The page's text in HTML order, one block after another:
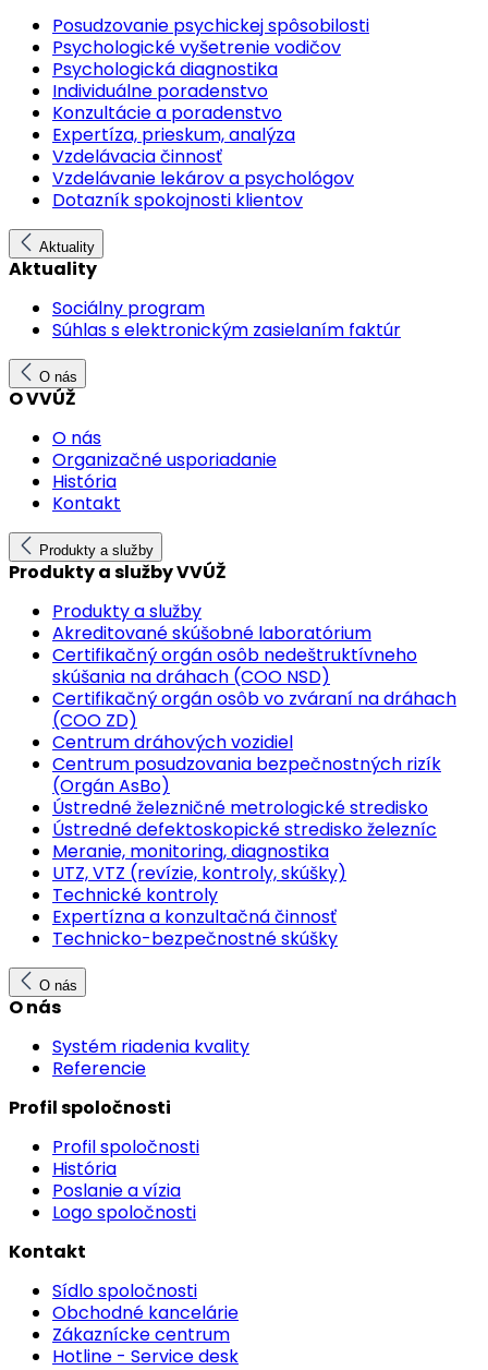
Posudzovanie psychickej spôsobilosti
Psychologické vyšetrenie vodičov
Psychologická diagnostika
Individuálne poradenstvo
Konzultácie a poradenstvo
Expertíza, prieskum, analýza
Vzdelávacia činnosť
Vzdelávanie lekárov a psychológov
Dotazník spokojnosti klientov
Aktuality
Aktuality
Sociálny program
Súhlas s elektronickým zasielaním faktúr
O nás
O VVÚŽ
O nás
Organizačné usporiadanie
História
Kontakt
Produkty a služby
Produkty a služby VVÚŽ
Produkty a služby
Akreditované skúšobné laboratórium
Certifikačný orgán osôb nedeštruktívneho
skúšania na dráhach (COO NSD)
Certifikačný orgán osôb vo zváraní na dráhach
(COO ZD)
Centrum dráhových vozidiel
Centrum posudzovania bezpečnostných rizík
(Orgán AsBo)
Ústredné železničné metrologické stredisko
Ústredné defektoskopické stredisko železníc
Meranie, monitoring, diagnostika
UTZ, VTZ (revízie, kontroly, skúšky)
Technické kontroly
Expertízna a konzultačná činnosť
Technicko-bezpečnostné skúšky
O nás
O nás
Systém riadenia kvality
Referencie
Profil spoločnosti
Profil spoločnosti
História
Poslanie a vízia
Logo spoločnosti
Kontakt
Sídlo spoločnosti
Obchodné kancelárie
Zákaznícke centrum
Hotline - Service desk